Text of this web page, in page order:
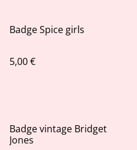
Badge Spice girls
5,00 €
Badge vintage Bridget
Jones